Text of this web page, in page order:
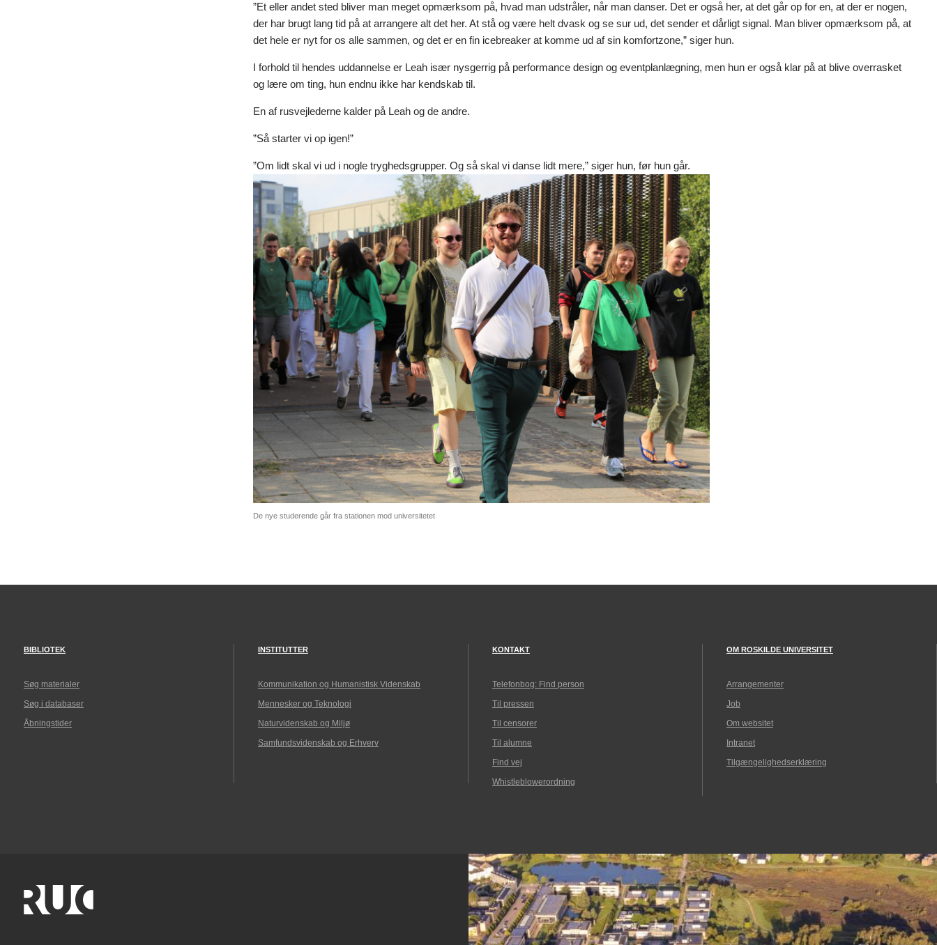
”Et eller andet sted bliver man meget opmærksom på, hvad man udstråler, når man danser. Det er også her, at det går op for en, at der er nogen,
der har brugt lang tid på at arrangere alt det her. At stå og være helt dvask og se sur ud, det sender et dårligt signal. Man bliver opmærksom på, at
det hele er nyt for os alle sammen, og det er en fin icebreaker at komme ud af sin komfortzone,” siger hun.
I forhold til hendes uddannelse er Leah især nysgerrig på performance design og eventplanlægning, men hun er også klar på at blive overrasket
og lære om ting, hun endnu ikke har kendskab til.
En af rusvejlederne kalder på Leah og de andre.
”Så starter vi op igen!”
”Om lidt skal vi ud i nogle tryghedsgrupper. Og så skal vi danse lidt mere,” siger hun, før hun går.
De nye studerende går fra stationen mod universitetet
BIBLIOTEK
Søg materialer
Søg i databaser
Åbningstider
INSTITUTTER
Kommunikation og Humanistisk Videnskab
Mennesker og Teknologi
Naturvidenskab og Miljø
Samfundsvidenskab og Erhverv
KONTAKT
Telefonbog: Find person
Til pressen
Til censorer
Til alumne
Find vej
Whistleblowerordning
OM ROSKILDE UNIVERSITET
Arrangementer
Job
Om websitet
Intranet
Tilgængelighedserklæring